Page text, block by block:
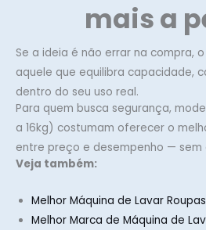
mais a
Se a ideia é não errar na compra,
aquele que equilibra capacidade,
dentro do seu uso real.
Para quem busca segurança,
a 16kg) costumam oferecer o
entre preço e desempenho —
Veja também:
Melhor Máquina de Lavar Roupas
Melhor Marca de Máquina de